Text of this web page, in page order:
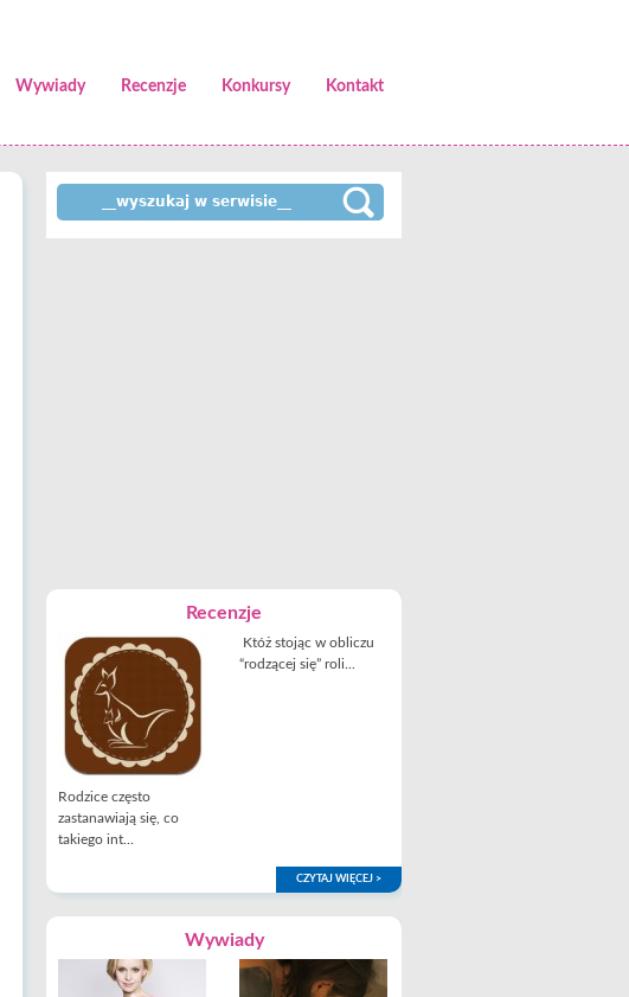
Wywiady Recenzje Konkursy Kontakt
Recenzje
Rodzice często
zastanawiają się, co
takiego int...
Któż stojąc w obliczu
“rodzącej się” roli...
CZYTAJ WIĘCEJ >
Wywiady